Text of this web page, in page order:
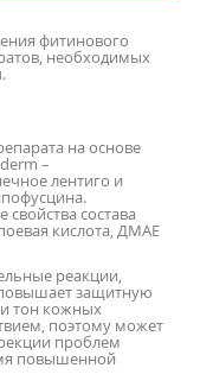
фитинового
необходимых
на основе
–
лентиго и
состава
кислота, ДМАЕ
реакции,
защитную
тон кожных
поэтому может
проблем
повышенной